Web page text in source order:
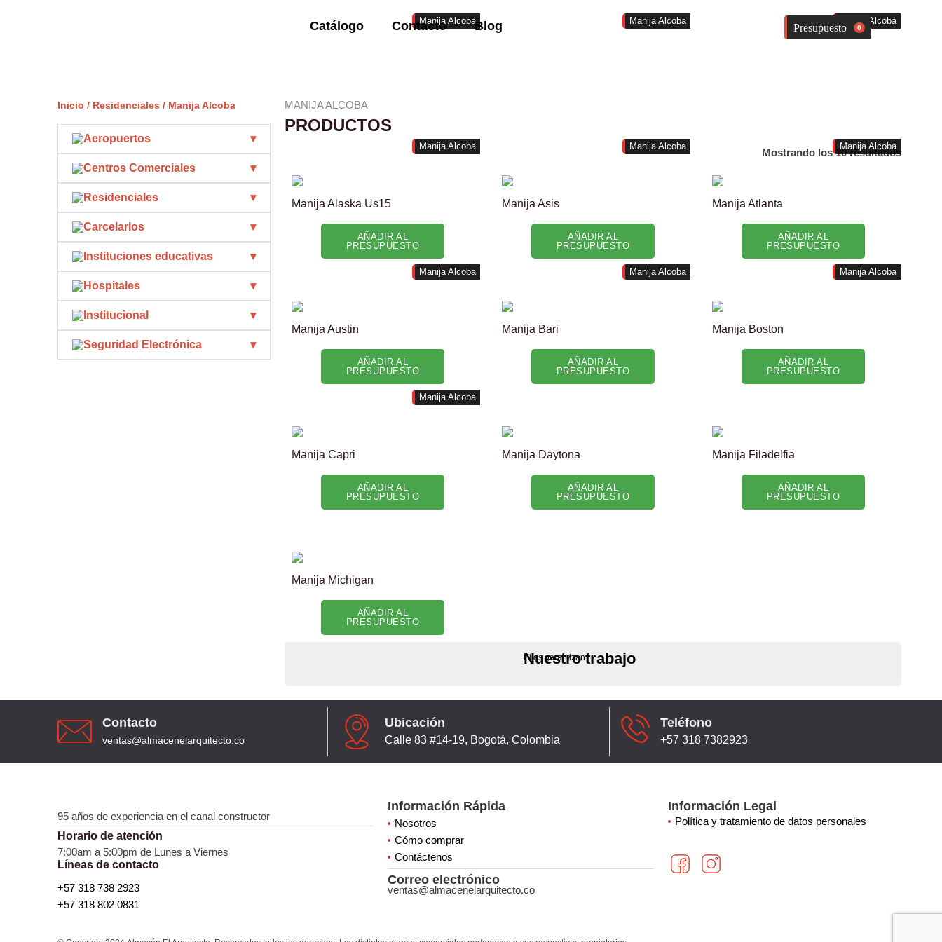
Catálogo Contacto Blog 0
Inicio / Residenciales / Manija Alcoba
Aeropuertos
Centros Comerciales
Residenciales
Carcelarios
Instituciones educativas
Hospitales
Institucional
Seguridad Electrónica
MANIJA ALCOBA
PRODUCTOS
Mostrando los 10 resultados
Manija Alaska Us15
Manija Alcoba
AÑADIR AL
PRESUPUESTO
Manija Asis
Manija Alcoba
AÑADIR AL
PRESUPUESTO
Manija Atlanta
Manija Alcoba
AÑADIR AL
PRESUPUESTO
Manija Austin
Manija Alcoba
AÑADIR AL
PRESUPUESTO
Manija Bari
Manija Alcoba
AÑADIR AL
PRESUPUESTO
Manija Boston
Manija Alcoba
AÑADIR AL
PRESUPUESTO
Manija Capri
Manija Alcoba
AÑADIR AL
PRESUPUESTO
Manija Daytona
Manija Alcoba
AÑADIR AL
PRESUPUESTO
Manija Filadelfia
Manija Alcoba
AÑADIR AL
PRESUPUESTO
Manija Michigan
Manija Alcoba
AÑADIR AL
PRESUPUESTO
Ellos garantizan
Nuestro trabajo
Contacto
ventas@almacenelarquitecto.co
Ubicación
Calle 83 #14-19, Bogotá, Colombia
Teléfono
+57 318 7382923
95 años de experiencia en el canal constructor
Horario de atención
7:00am a 5:00pm de Lunes a Viernes
Líneas de contacto
+57 318 738 2923
+57 318 802 0831
Información Rápida
Nosotros
Cómo comprar
Contáctenos
Correo electrónico
ventas@almacenelarquitecto.co
Información Legal
Política y tratamiento de datos personales
a
c
n
s